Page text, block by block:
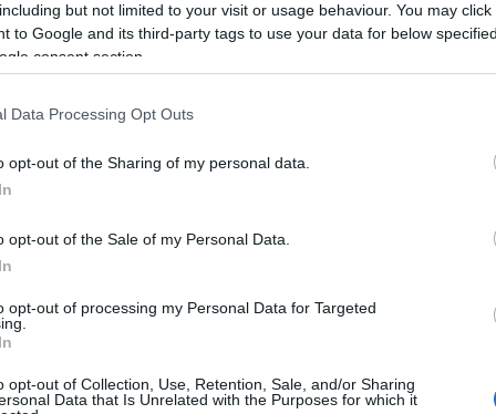
but not limited to your visit or usage behaviour. You may
to Google and its third-party tags to use your data for below
consent section.
Data Processing Opt Outs
opt-out of the Sharing of my personal data.
opt-out of the Sale of my Personal Data.
opt-out of processing my Personal Data for Targeted
opt-out of Collection, Use, Retention, Sale, and/or Sharing
Data that Is Unrelated with the Purposes for which it
πιο πολύχρωμο από ποτέ
η καλύτερη έμπνευση του καλοκαιριού
δεν αποχωρίζεται ούτε το καλοκαίρι